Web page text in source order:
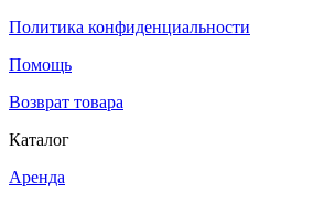
Политика конфиденциальности
Помощь
Возврат товара
Каталог
Аренда